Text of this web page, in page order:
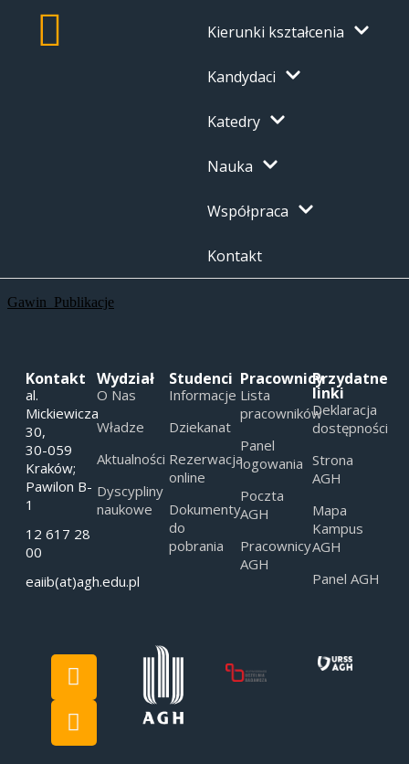
Kierunki kształcenia
Kandydaci
Katedry
Nauka
Współpraca
Kontakt
Gawin_Publikacje
Kontakt
al.
Mickiewicza
30,
30-059
Kraków;
Pawilon B-
1
12 617 28
00
eaiib(at)agh.edu.pl
Wydział
O Nas
Władze
Aktualności
Dyscypliny
naukowe
Studenci
Informacje
Dziekanat
Rezerwacja
online
Dokumenty
do
pobrania
Pracownicy
Lista
pracowników
Panel
logowania
Poczta
AGH
Pracownicy
AGH
Przydatne
linki
Deklaracja
dostępności
Strona
AGH
Mapa
Kampus
AGH
Panel AGH